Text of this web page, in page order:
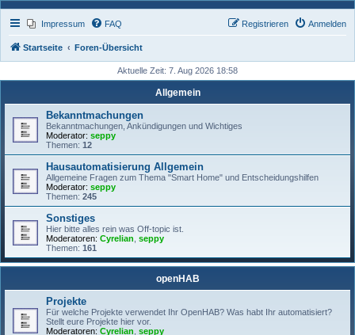
Impressum FAQ Anmelden
Registrieren
Startseite Foren-Übersicht
Aktuelle Zeit: 7. Aug 2026 18:58
Allgemein
Bekanntmachungen
Bekanntmachungen, Ankündigungen und Wichtiges
Moderator: seppy
Themen: 12
Hausautomatisierung Allgemein
Allgemeine Fragen zum Thema "Smart Home" und Entscheidungshilfen
Moderator: seppy
Themen: 245
Sonstiges
Hier bitte alles rein was Off-topic ist.
Moderatoren: Cyrelian seppy
Themen: 161
openHAB
Projekte
Für welche Projekte verwendet Ihr OpenHAB? Was habt Ihr automatisiert?
Stellt eure Projekte hier vor.
Moderatoren: Cyrelian seppy